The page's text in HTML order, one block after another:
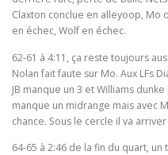
Claxton conclue en alleyoop, Mo
en échec, Wolf en échec.
62-61 à 4:11, ça reste toujours
Nolan fait faute sur Mo. Aux LFs
JB manque un 3 et Williams
manque un midrange mais avec
chance. Sous le cercle il va
64-65 à 2:46 de la fin du quart,